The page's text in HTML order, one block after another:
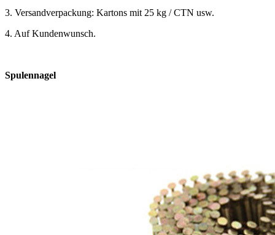
3. Versandverpackung: Kartons mit 25 kg / CTN usw.
4. Auf Kundenwunsch.
Spulennagel